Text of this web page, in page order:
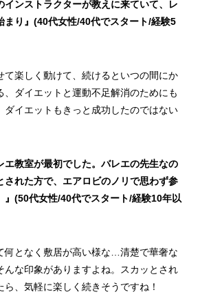
インストラクターが教えに来ていて、レ
まり』(40代女性/40代でスタート/経験5
て楽しく動けて、続けるといつの間にか
、ダイエットと運動不足解消のためにも
ダイエットもきっと成功したのではない
エ教室が最初でした。バレエの先生なの
された方で、エアロビのノリで思わず参
』(50代女性/40代でスタート/経験10年以
何となく敷居が高い様な…清楚で華奢な
な印象がありますよね。スカッとされ
、気軽に楽しく続きそうですね！